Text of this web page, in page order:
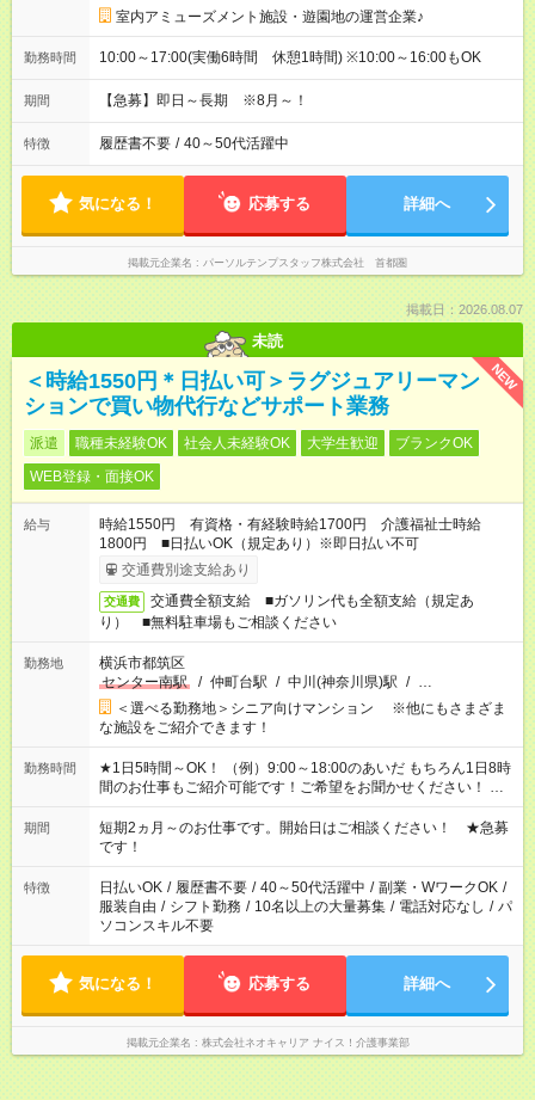
室内アミューズメント施設・遊園地の運営企業♪
勤務時間 10:00～17:00(実働6時間 休憩1時間) ※10:00～16:00もOK
期間 【急募】即日～長期 ※8月～！
特徴 履歴書不要 / 40～50代活躍中
気になる！ 応募する 詳細へ
掲載元企業名 パーソルテンプスタッフ株式会社 首都圏
掲載日：2026.08.07
未読
NEW
＜時給1550円＊日払い可＞ラグジュアリーマン
ションで買い物代行などサポート業務
派遣 職種未経験OK 社会人未経験OK 大学生歓迎
ブランクOK
WEB登録・面接OK
給与
時給1550円 有資格・有経験時給1700円 介護福祉士時給
1800円 ■日払いOK（規定あり）※即日払い不可
交通費別途支給あり
交通費
交通費全額支給 ■ガソリン代も全額支給（規定あ
り） ■無料駐車場もご相談ください
勤務地
横浜市都筑区
センター南駅
/ 仲町台駅 / 中川(神奈川県)駅 / …
＜選べる勤務地＞シニア向けマンション ※他にもさまざま
な施設をご紹介できます！
勤務時間
★1日5時間～OK！ （例）9:00～18:00のあいだ もちろん1日8時
間のお仕事もご紹介可能です！ご希望をお聞かせください！ ★
家庭の都合でお休みが必要な場合も遠慮なくご相談ください。
※週最低15時間以上の勤務が必要です
期間
短期2ヵ月～のお仕事です。開始日はご相談ください！ ★急募
です！
特徴 日払いOK / 履歴書不要 / 40～50代活躍中 / 副業・WワークOK /
服装自由 / シフト勤務 / 10名以上の大量募集 / 電話対応なし / パ
ソコンスキル不要
気になる！ 応募する 詳細へ
掲載元企業名 株式会社ネオキャリア ナイス！介護事業部